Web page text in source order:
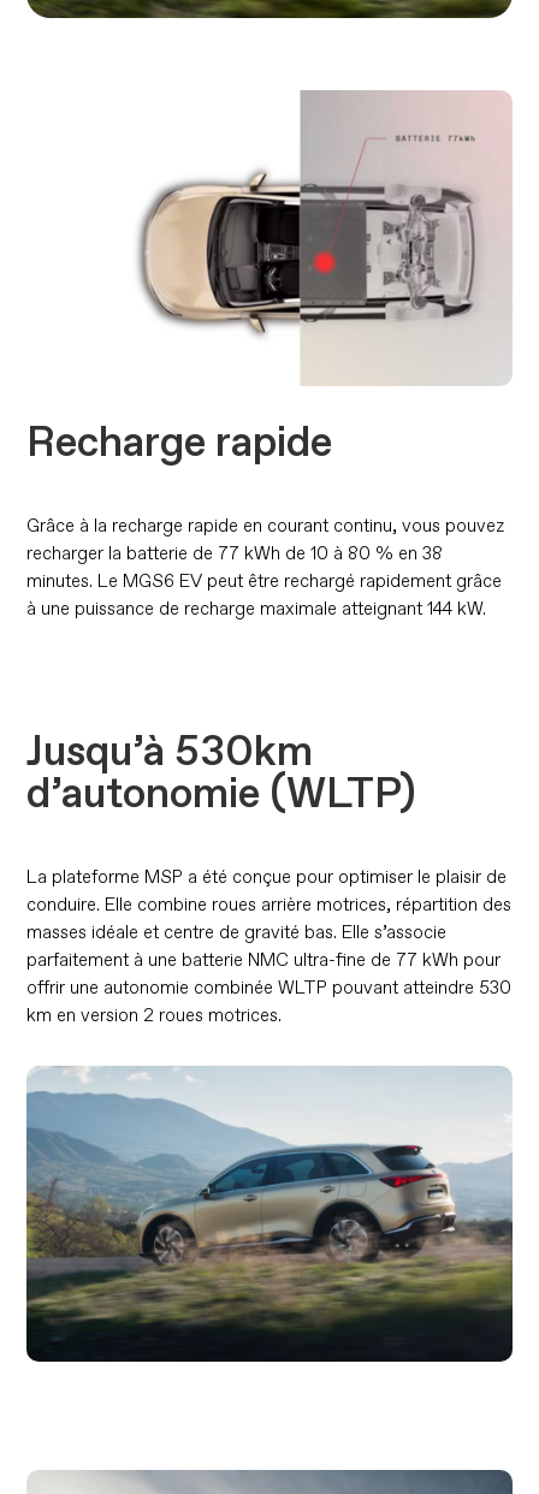
Recharge rapide
Grâce à la recharge rapide en courant continu, vous pouvez
recharger la batterie de 77 kWh de 10 à 80 % en 38
minutes. Le MGS6 EV peut être rechargé rapidement grâce
à une puissance de recharge maximale atteignant 144 kW.
Jusqu’à 530km
d’autonomie (WLTP)
La plateforme MSP a été conçue pour optimiser le plaisir de
conduire. Elle combine roues arrière motrices, répartition des
masses idéale et centre de gravité bas. Elle s’associe
parfaitement à une batterie NMC ultra-fine de 77 kWh pour
offrir une autonomie combinée WLTP pouvant atteindre 530
km en version 2 roues motrices.